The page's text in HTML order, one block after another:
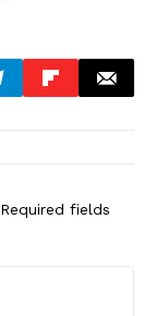
Required fields